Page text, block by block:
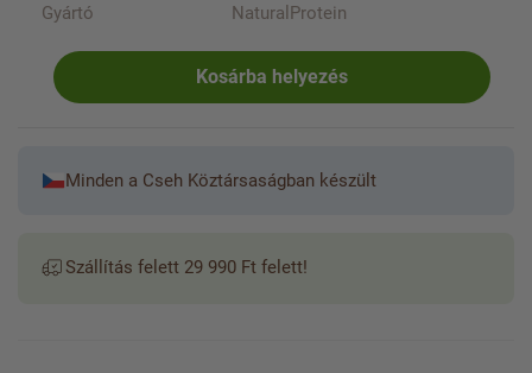
Gyártó
NaturalProtein
Kosárba helyezés
Minden a Cseh Köztársaságban készült
Szállítás felett 29 990 Ft felett!